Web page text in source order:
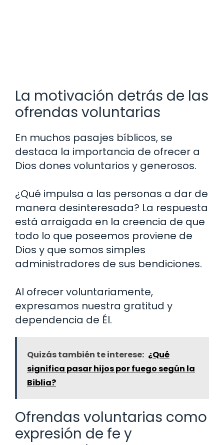
La motivación detrás de las
ofrendas voluntarias
En muchos pasajes bíblicos, se
destaca la importancia de ofrecer a
Dios dones voluntarios y generosos.
¿Qué impulsa a las personas a dar de
manera desinteresada? La respuesta
está arraigada en la creencia de que
todo lo que poseemos proviene de
Dios y que somos simples
administradores de sus bendiciones.
Al ofrecer voluntariamente,
expresamos nuestra gratitud y
dependencia de Él.
Quizás también te interese: ¿Qué
significa pasar hijos por fuego según la
Biblia?
Ofrendas voluntarias como
expresión de fe y